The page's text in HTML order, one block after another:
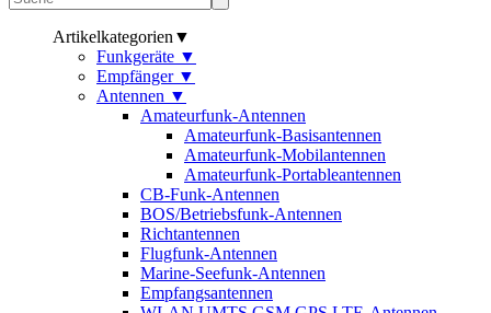
Artikelkategorien ▼
Funkgeräte ▼
Empfänger ▼
Antennen ▼
Amateurfunk-Antennen
Amateurfunk-Basisantennen
Amateurfunk-Mobilantennen
Amateurfunk-Portableantennen
CB-Funk-Antennen
BOS/Betriebsfunk-Antennen
Richtantennen
Flugfunk-Antennen
Marine-Seefunk-Antennen
Empfangsantennen